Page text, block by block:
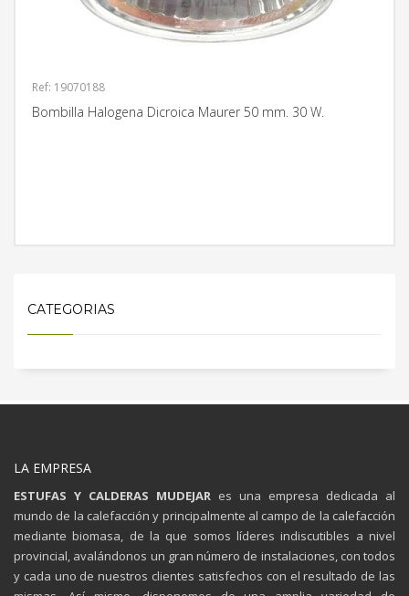
Ref: 19070188
Bombilla Halogena Dicroica Maurer 50 mm. 30 W.
CATEGORIAS
LA EMPRESA
ESTUFAS Y CALDERAS MUDEJAR es una empresa dedicada al
mundo de la calefacción y principalmente al campo de la calefacción
mediante biomasa, de la que somos líderes indiscutibles a nivel
provincial, avalándonos un gran número de instalaciones, con todos
y cada uno de nuestros clientes satisfechos con el resultado de las